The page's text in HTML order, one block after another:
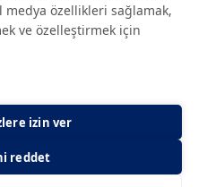
bilgilendirme amaçlıdır.
mutlaka doktoruza ya da bir sağlık
Aydınlatma Metni
medya özellikleri sağlamak,
ve özelleştirmek için
izin ver
reddet